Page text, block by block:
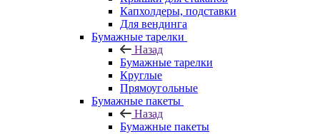
Капхолдеры, подставки
Для вендинга
Бумажные тарелки
Назад
Бумажные тарелки
Круглые
Прямоугольные
Бумажные пакеты
Назад
Бумажные пакеты